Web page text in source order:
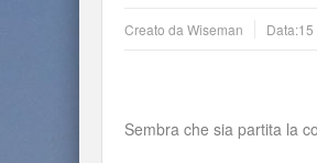
Creato da Wiseman Data:
Sembra che sia partita la